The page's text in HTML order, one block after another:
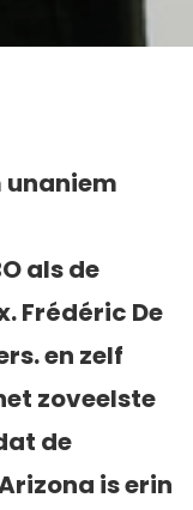
unaniem
als de
Frédéric De
en zelf
zoveelste
de
is erin